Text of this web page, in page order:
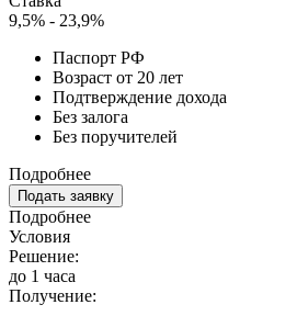
9,5% - 23,9%
Паспорт РФ
Возраст от 20 лет
Подтверждение дохода
Без залога
Без поручителей
Подробнее
Подать заявку
Подробнее
Условия
Решение:
до 1 часа
Получение: